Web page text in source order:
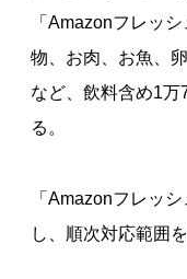
「Amazonフレッ
物、お肉、お魚、
など、飲料含め1
る。
「Amazonフレッ
し、順次対応範囲